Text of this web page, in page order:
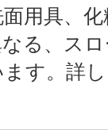
面用具、
る、ス
す。詳